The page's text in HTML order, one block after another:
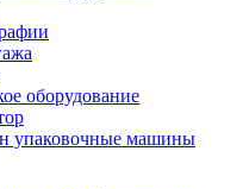
оборудование
упаковочные машины